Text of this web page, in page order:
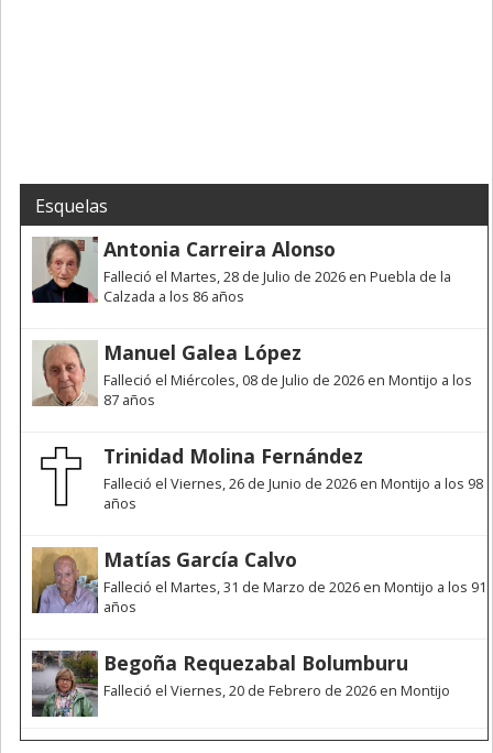
Esquelas
Antonia Carreira Alonso
Falleció el Martes, 28 de Julio de 2026 en Puebla de la
Calzada a los 86 años
Manuel Galea López
Falleció el Miércoles, 08 de Julio de 2026 en Montijo a los
87 años
Trinidad Molina Fernández
Falleció el Viernes, 26 de Junio de 2026 en Montijo a los 98
años
Matías García Calvo
Falleció el Martes, 31 de Marzo de 2026 en Montijo a los 91
años
Begoña Requezabal Bolumburu
Falleció el Viernes, 20 de Febrero de 2026 en Montijo